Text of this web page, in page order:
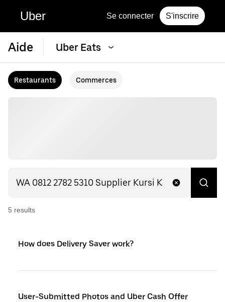
Uber Se connecter S'inscrire
Aide Uber Eats
Restaurants Commerces
5 results
How does Delivery Saver work?
User-Submitted Photos and Uber Cash Offer